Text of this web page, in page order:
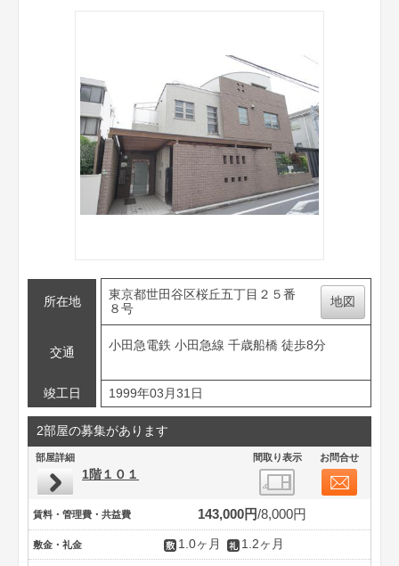
所在地
東京都世田谷区桜丘五丁目２５番
８号
地図
交通
小田急電鉄 小田急線 千歳船橋 徒歩8分
竣工日 1999年03月31日
2部屋の募集があります
部屋詳細 間取り表示 お問合せ
1階１０１
賃料・管理費・共益費 143,000円 8,000円
敷金・礼金 1.0ヶ月 1.2ヶ月